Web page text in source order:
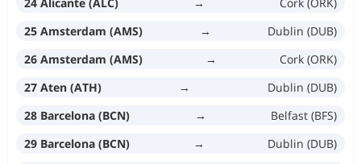
25 Amsterdam (AMS)
→
Dublin (DUB)
26 Amsterdam (AMS)
→
Cork (ORK)
27 Aten (ATH)
→
Dublin (DUB)
28 Barcelona (BCN)
→
Belfast (BFS)
29 Barcelona (BCN)
→
Dublin (DUB)